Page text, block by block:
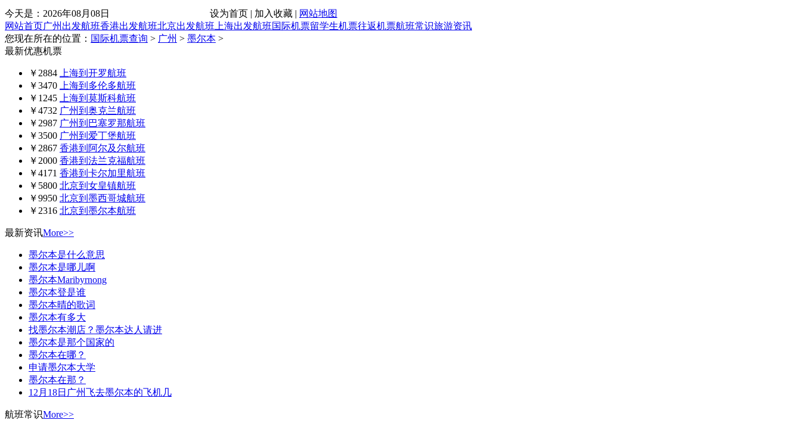
今天是： 2026年08月08日 设为首页 | 加入收藏 | 网站地图
网站首页广州出发航班香港出发航班北京出发航班 上海出发航班国际机票留学生机票往返机票航班常识旅游资讯
您现在所在的位置： 国际机票查询 > 广州 > 墨尔本 >
最新优惠机票
￥2884
上海到开罗航班
￥3470
上海到多伦多航班
￥1245
上海到莫斯科航班
￥4732 广州到奥克兰航班
￥2987 广州到巴塞罗那航班
￥3500 广州到爱丁堡航班
￥2867 香港到阿尔及尔航班
￥2000 香港到法兰克福航班
￥4171 香港到卡尔加里航班
￥5800 北京到女皇镇航班
￥9950 北京到墨西哥城航班
￥2316 北京到墨尔本航班
最新资讯More>>
墨尔本是什么意思
墨尔本是哪儿啊
墨尔本Maribyrnong
墨尔本登是谁
墨尔本晴的歌词
墨尔本有多大
找墨尔本潮店？墨尔本达人请进
墨尔本是那个国家的
墨尔本在哪？
申请墨尔本大学
墨尔本在那？
12月18日广州飞去墨尔本的飞机几
航班常识More>>